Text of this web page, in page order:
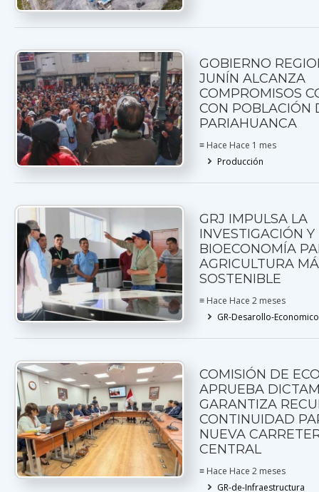
GOBIERNO
JUNÍN ALCANZA
COMPROMISOS
CON POBLACIÓN
PARIAHUANCA
≡ Hace Hace 1 mes
Producción
GRJ IMPULSA LA
INVESTIGACIÓN Y
BIOECONOMÍA
AGRICULTURA
SOSTENIBLE
≡ Hace Hace 2 meses
GR-Desarollo-Economico
COMISIÓN DE
APRUEBA
GARANTIZA
CONTINUIDAD
NUEVA
CENTRAL
≡ Hace Hace 2 meses
GR-de-Infraestructura